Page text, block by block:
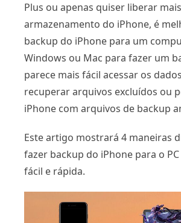
Plus ou apenas quiser liberar mais
armazenamento do iPhone, é
backup do iPhone para um
Windows ou Mac para fazer um
parece mais fácil acessar os
recuperar arquivos excluídos ou
iPhone com arquivos de backup
Este artigo mostrará 4 maneiras
fazer backup do iPhone para o
fácil e rápida.